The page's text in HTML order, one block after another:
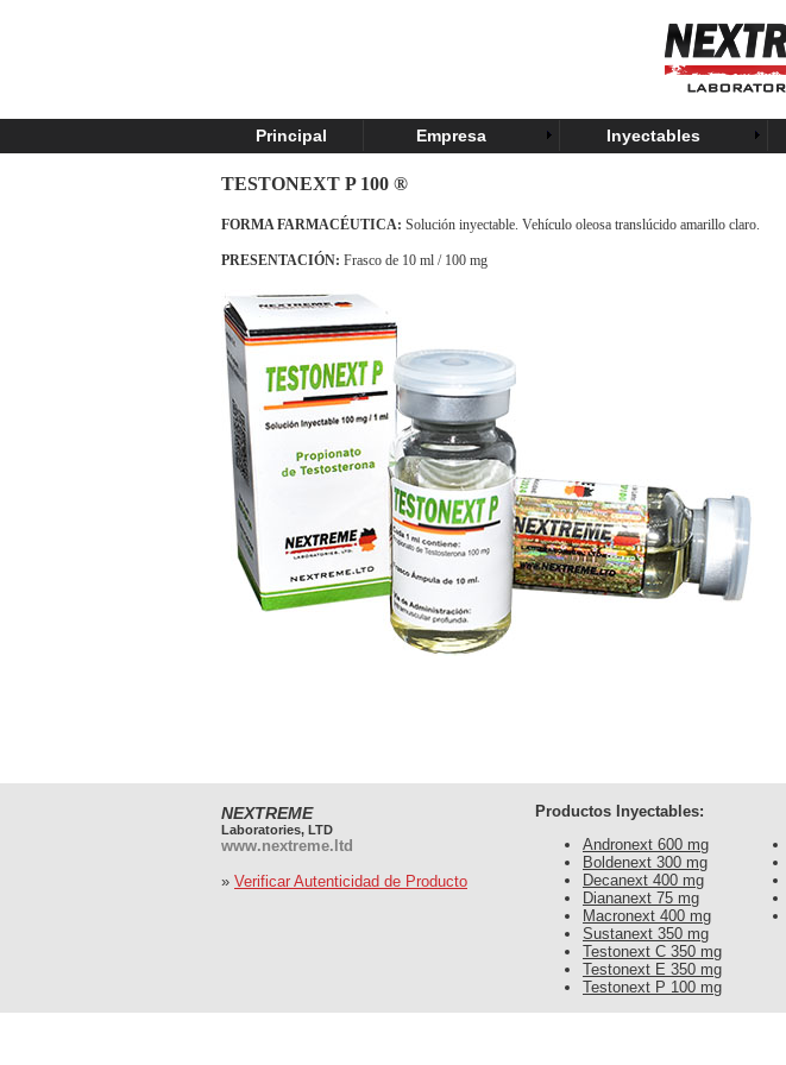
Principal Empresa Inyectables
TESTONEXT P 100 ®
FORMA FARMACÉUTICA: Solución inyectable. Vehículo oleosa translúcido amarillo claro.
PRESENTACIÓN: Frasco de 10 ml / 100 mg
NEXTREME
Laboratories, LTD
www.nextreme.ltd
» Verificar Autenticidad de Producto
Productos Inyectables:
Andronext 600 mg
Boldenext 300 mg
Decanext 400 mg
Diananext 75 mg
Macronext 400 mg
Sustanext 350 mg
Testonext C 350 mg
Testonext E 350 mg
Testonext P 100 mg